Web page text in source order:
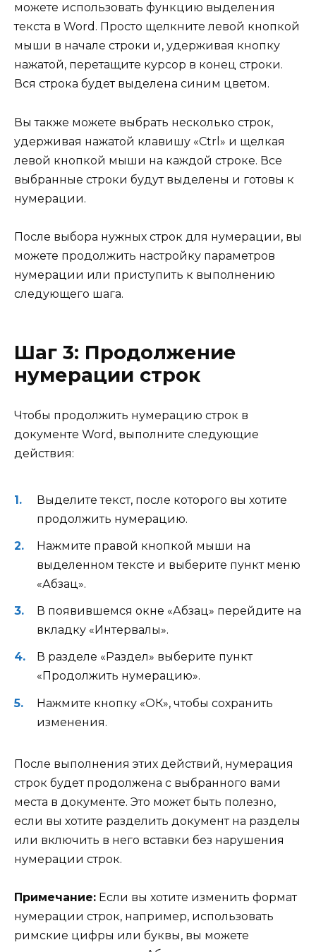
можете использовать функцию выделения
текста в Word. Просто щелкните левой кнопкой
мыши в начале строки и, удерживая кнопку
нажатой, перетащите курсор в конец строки.
Вся строка будет выделена синим цветом.
Вы также можете выбрать несколько строк,
удерживая нажатой клавишу «Ctrl» и щелкая
левой кнопкой мыши на каждой строке. Все
выбранные строки будут выделены и готовы к
нумерации.
После выбора нужных строк для нумерации, вы
можете продолжить настройку параметров
нумерации или приступить к выполнению
следующего шага.
Шаг 3: Продолжение
нумерации строк
Чтобы продолжить нумерацию строк в
документе Word, выполните следующие
действия:
Выделите текст, после которого вы хотите
продолжить нумерацию.
Нажмите правой кнопкой мыши на
выделенном тексте и выберите пункт меню
«Абзац».
В появившемся окне «Абзац» перейдите на
вкладку «Интервалы».
В разделе «Раздел» выберите пункт
«Продолжить нумерацию».
Нажмите кнопку «ОК», чтобы сохранить
изменения.
После выполнения этих действий, нумерация
строк будет продолжена с выбранного вами
места в документе. Это может быть полезно,
если вы хотите разделить документ на разделы
или включить в него вставки без нарушения
нумерации строк.
Примечание: Если вы хотите изменить формат
нумерации строк, например, использовать
римские цифры или буквы, вы можете